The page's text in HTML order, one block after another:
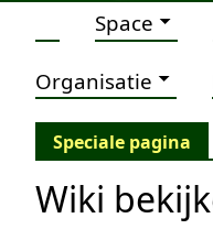
Space
Organisatie
Speciale pagina
Wiki